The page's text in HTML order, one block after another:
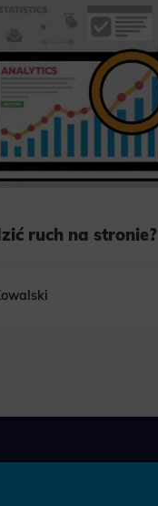
ruch na stronie?